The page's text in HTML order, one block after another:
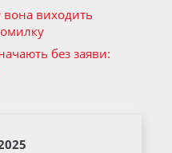
вона виходить
без заяви: